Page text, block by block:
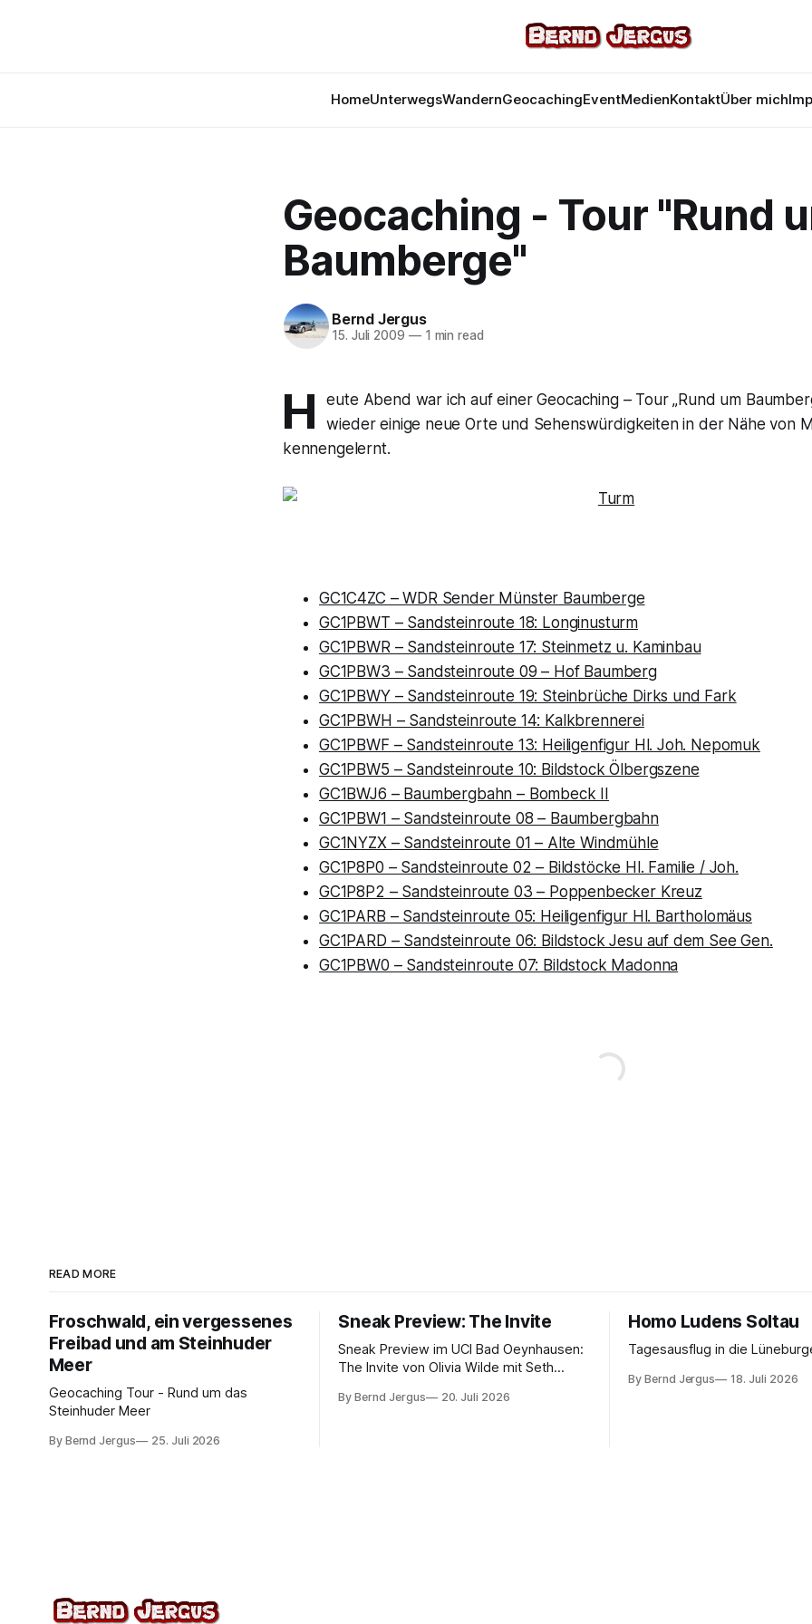
HomeUnterwegsWandernGeocachingEventMedienKontaktÜber mich
Geocaching - Tour "Rund
Baumberge"
Bernd Jergus
15. Juli 2009 —1 min read
H
eute Abend war ich auf einer Geocaching – Tour „Rund um
wieder einige neue Orte und Sehenswürdigkeiten in der Nähe von
kennengelernt.
GC1C4ZC – WDR Sender Münster Baumberge
GC1PBWT – Sandsteinroute 18: Longinusturm
GC1PBWR – Sandsteinroute 17: Steinmetz u. Kaminbau
GC1PBW3 – Sandsteinroute 09 – Hof Baumberg
GC1PBWY – Sandsteinroute 19: Steinbrüche Dirks und Fark
GC1PBWH – Sandsteinroute 14: Kalkbrennerei
GC1PBWF – Sandsteinroute 13: Heiligenfigur Hl. Joh. Nepomuk
GC1PBW5 – Sandsteinroute 10: Bildstock Ölbergszene
GC1BWJ6 – Baumbergbahn – Bombeck II
GC1PBW1 – Sandsteinroute 08 – Baumbergbahn
GC1NYZX – Sandsteinroute 01 – Alte Windmühle
GC1P8P0 – Sandsteinroute 02 – Bildstöcke Hl. Familie / Joh.
GC1P8P2 – Sandsteinroute 03 – Poppenbecker Kreuz
GC1PARB – Sandsteinroute 05: Heiligenfigur Hl. Bartholomäus
GC1PARD – Sandsteinroute 06: Bildstock Jesu auf dem See Gen.
GC1PBW0 – Sandsteinroute 07: Bildstock Madonna
READ MORE
Froschwald, ein vergessenes
Freibad und am Steinhuder
Meer
Geocaching Tour - Rund um das
Steinhuder Meer
By Bernd Jergus 25. Juli 2026
Sneak Preview: The Invite
Sneak Preview im UCI Bad Oeynhausen:
The Invite von Olivia Wilde mit Seth
Norton. Kammerspiel, Sex-Comedy, 8,5
By Bernd Jergus 20. Juli 2026
Homo Ludens Soltau
Tagesausflug in die
By Bernd Jergus 18. Juli 2026